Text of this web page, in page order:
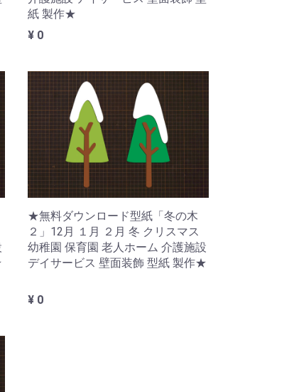
紙 製作★
¥ 0
★無料ダウンロード型紙「冬の木
２」12月 １月 ２月 冬 クリスマス
幼稚園 保育園 老人ホーム 介護施設
デイサービス 壁面装飾 型紙 製作★
¥ 0